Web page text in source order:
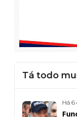
Tá todo
Há 6